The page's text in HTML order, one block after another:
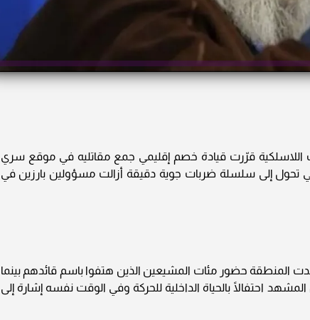
اللاسلكية قرّرت قيادة خصم إقليمي جمع مقاتليه في موقع سري
تحول إلى سلسلة ضربات جوية دقيقة أزالت مسؤولين بارزين في
المنطقة حضور مئات المشيعين الذين هتفوا باسم قائدهم بينما
احتفالًا بالحياة الداخلية للحركة وفي الوقت نفسه إشارة إلى